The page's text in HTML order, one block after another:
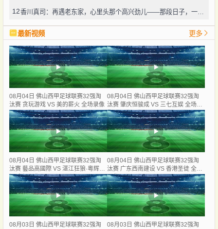
12 香川真司：再遇老东家，心里头那个高兴劲儿——那段日子，一辈子忘不了
最新视频 更多
08月04日 佛山西甲足球联赛32强淘
汰赛 贪玩游戏 VS 美的薪火 全场录像
08月04日 佛山西甲足球联赛32强淘
汰赛 肇庆恒骏成 VS 三七互娱 全场录
像
08月04日 佛山西甲足球联赛32强淘
汰赛 藝品高國際 VS 湛江狂狼·粵辉能
源 全场录像
08月04日 佛山西甲足球联赛32强淘
汰赛 广东西南建设 VS 香港圣徒 全场
录像
08月03日 佛山西甲足球联赛32强淘
08月03日 佛山西甲足球联赛32强淘